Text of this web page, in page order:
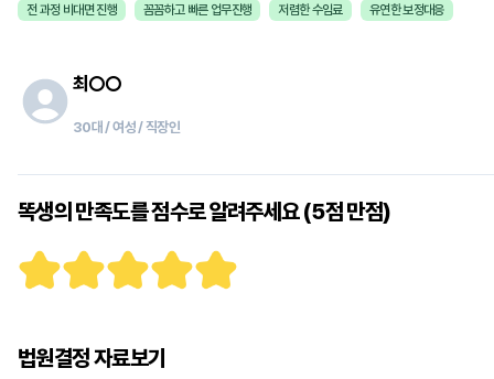
전 과정 비대면 진행 꼼꼼하고 빠른 업무진행 저렴한 수임료 유연한 보정대응
최○○
30대 / 여성 / 직장인
똑생의 만족도를 점수로 알려주세요 (5점 만점)
법원결정 자료보기